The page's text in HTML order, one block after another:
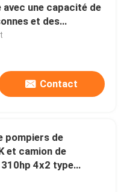
avec une capacité de
et des
lutte contre les
Contact
pompiers de
et camion de
4x2 type
mousse de 8 tonnes